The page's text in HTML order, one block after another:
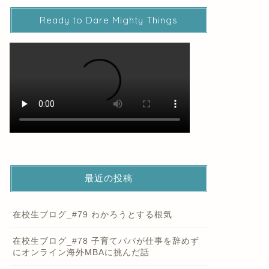
Ready to Dare Mighty Things
最近の投稿
在校生ブログ_#79 わかろうとする根気
在校生ブログ_#78 子育てパパが仕事を辞めず
にオンライン海外MBAに挑んだ話